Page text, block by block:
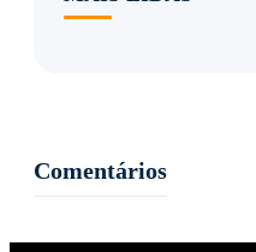
Comentários